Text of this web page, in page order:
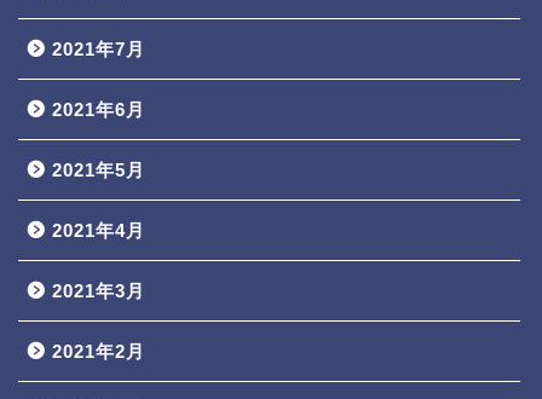
2021年7月
2021年6月
2021年5月
2021年4月
2021年3月
2021年2月